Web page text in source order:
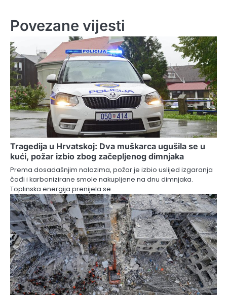
Povezane vijesti
Tragedija u Hrvatskoj: Dva muškarca ugušila se u
kući, požar izbio zbog začepljenog dimnjaka
Prema dosadašnjim nalazima, požar je izbio uslijed izgaranja
čađi i karbonizirane smole nakupljene na dnu dimnjaka.
Toplinska energija prenijela se…